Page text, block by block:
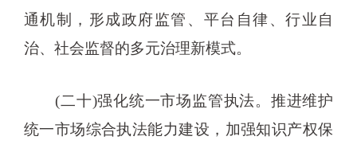
通机制，形成政府监管、平台自律、行业自
治、社会监督的多元治理新模式。
(二十)强化统一市场监管执法。推进维护
统一市场综合执法能力建设，加强知识产权保